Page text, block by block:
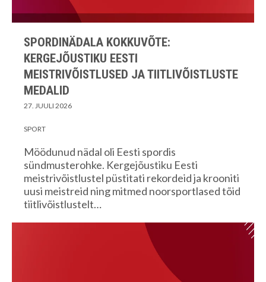
SPORDINÄDALA KOKKUVÕTE:
KERGEJÕUSTIKU EESTI
MEISTRIVÕISTLUSED JA TIITLIVÕISTLUSTE
MEDALID
27. JUULI 2026
SPORT
Möödunud nädal oli Eesti spordis
sündmusterohke. Kergejõustiku Eesti
meistrivõistlustel püstitati rekordeid ja krooniti
uusi meistreid ning mitmed noorsportlased tõid
tiitlivõistlustelt…